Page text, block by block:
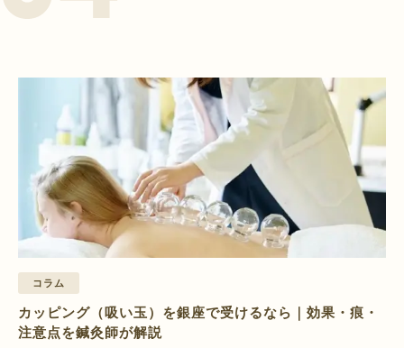
コラム
カッピング（吸い玉）を銀座で受けるなら｜効果・痕・
注意点を鍼灸師が解説